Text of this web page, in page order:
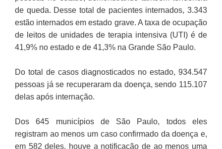
de queda. Desse total de pacientes internados, 3.343
estão internados em estado grave. A taxa de ocupação
de leitos de unidades de terapia intensiva (UTI) é de
41,9% no estado e de 41,3% na Grande São Paulo.
Do total de casos diagnosticados no estado, 934.547
pessoas já se recuperaram da doença, sendo 115.107
delas após internação.
Dos 645 municípios de São Paulo, todos eles
registram ao menos um caso confirmado da doença e,
em 582 deles, houve a notificação de ao menos uma